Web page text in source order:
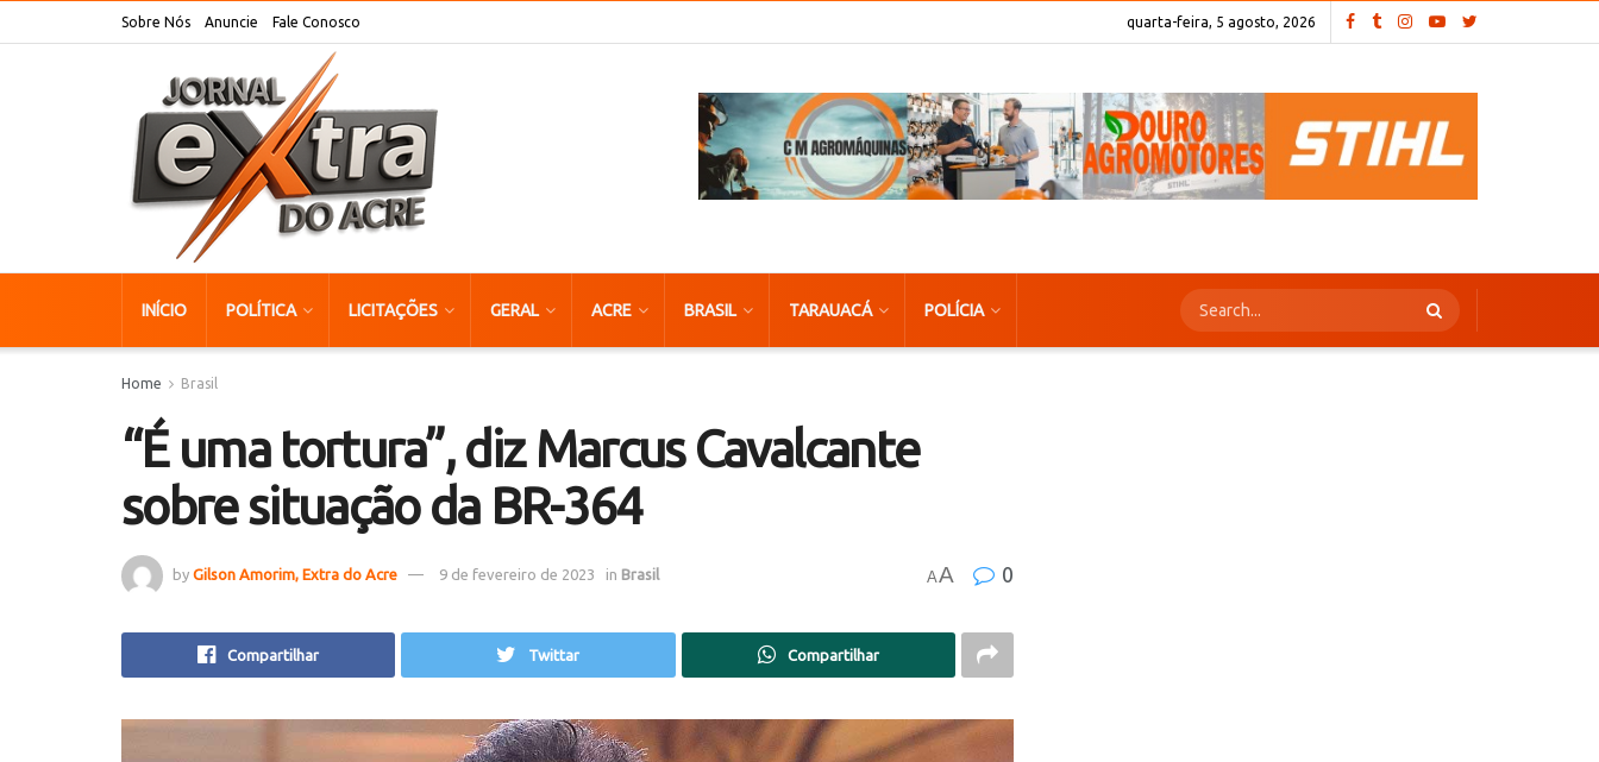
Sobre Nós Anuncie Fale Conosco quarta-feira, 5 agosto, 2026
INÍCIO POLÍTICA LICITAÇÕES GERAL ACRE BRASIL TARAUACÁ POLÍCIA
Home Brasil
“É uma tortura”, diz Marcus Cavalcante
sobre situação da BR-364
by Gilson Amorim, Extra do Acre 9 de fevereiro de 2023 in Brasil AA 0
Compartilhar Twittar Compartilhar